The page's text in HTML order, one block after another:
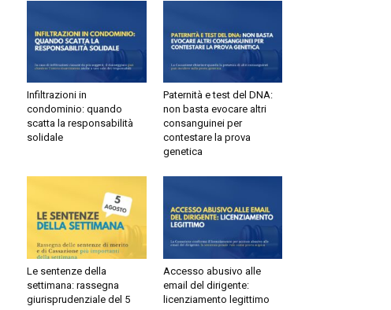
Infiltrazioni in
condominio: quando
scatta la responsabilità
solidale
Paternità e test del DNA:
non basta evocare altri
consanguinei per
contestare la prova
genetica
Le sentenze della
settimana: rassegna
giurisprudenziale del 5
Accesso abusivo alle
email del dirigente:
licenziamento legittimo